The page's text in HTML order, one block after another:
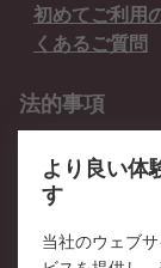
初めてご利用
くあるご質問
法的事項
クッキーポリ
RSについて
より良い体
す
当社のウェブ